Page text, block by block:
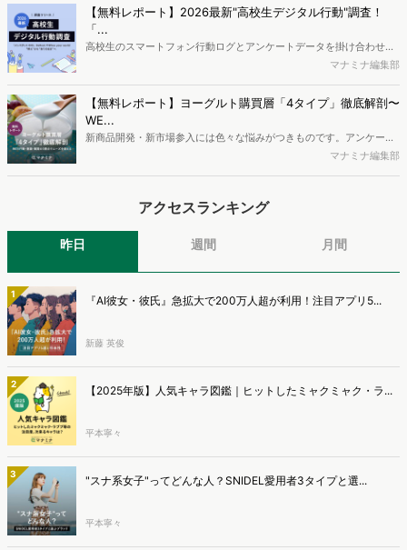
か、また、要因を理解した上で、成果に確実につながるコンテンツを
制作するにはどうするべきなのでしょうか。本レポートはこのような
疑問をお抱えのSEO・Webマーケティングご担当者様におすすめの内
容となっています。※本レポートは記事のフォームから無料でダウン
【無料レポート】2026最新"高校生デジタル行動"調査！
「...
高校生のスマートフォン行動ログとアンケートデータを掛け合わせ、
最新の若年層（高校生）におけるデジタル行動実態やSNSの利用傾向
ち、スマートフォンを取り巻く環境が成熟するなか、新興SNSの台頭
により高校生のデジタルライフスタイルは新たな変化を見せていま
す。※資料は記事内の入力フォームより、ダウンロードいただけま
マナミナ編集部
【無料レポート】ヨーグルト購買層「4タイプ」徹底解剖〜
WE...
新商品開発・新市場参入には色々な悩みがつきものです。アンケート
調査を実施しても、購買実態が不透明、新商品の受容性も判断しきれ
ようにして市場理解をしていけるのか、現状の既発商品のセグメント
す。新商品開発関連担当者様・マーケティング担当者様向け必見のレ
ウンロードできます。
マナミナ編集部
アクセスランキング
昨日 週間 月間
1 『AI彼女・彼氏』急拡大で200万人超が利用！注目アプリ5...
新藤 英俊
2 【2025年版】人気キャラ図鑑｜ヒットしたミャクミャク・ラ...
平本寧々
3 "スナ系女子"ってどんな人？SNIDEL愛用者3タイプと選...
平本寧々